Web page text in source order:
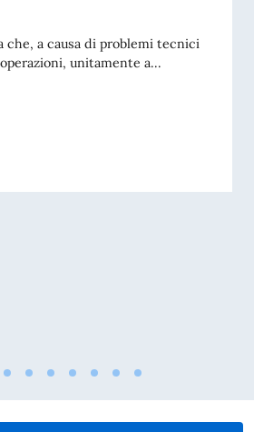
che, a causa di problemi tecnici
unitamente a...
AIR SU POSSIBILI CAMBI DI ORARIO VOLI,